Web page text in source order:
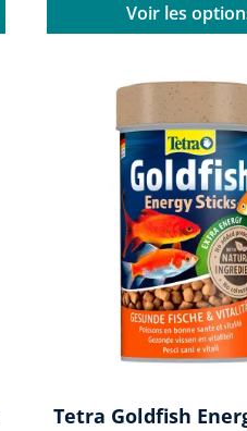
Voir les
Tetra Goldfish